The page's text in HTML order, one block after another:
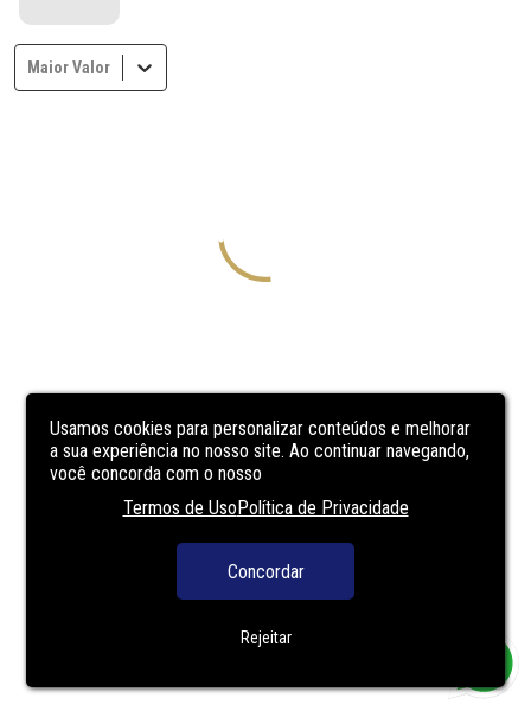
Usamos cookies para personalizar conteúdos e melhorar
a sua experiência no nosso site. Ao continuar navegando,
você concorda com o nosso
Termos de UsoPolítica de Privacidade
Concordar
Rejeitar
Maior Valor